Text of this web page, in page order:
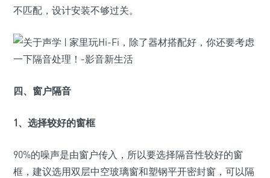
不匹配，设计安装不够过关。
四、窗户隔音
1、选择较好的窗框
90%的噪声是由窗户传入，所以要选择隔音性较好的窗
框，建议选用双层中空玻璃窗和塑钢平开密封窗，可以隔